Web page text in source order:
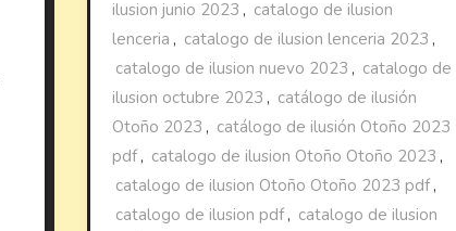
ilusion junio 2023 , catalogo de ilusion
lenceria , catalogo de ilusion lenceria 2023 ,
catalogo de ilusion nuevo 2023 , catalogo de
ilusion octubre 2023 , catálogo de ilusión
Otoño 2023 , catálogo de ilusión Otoño 2023
pdf, catalogo de ilusion Otoño Otoño 2023 ,
catalogo de ilusion Otoño Otoño 2023 pdf,
catalogo de ilusion pdf, catalogo de ilusion